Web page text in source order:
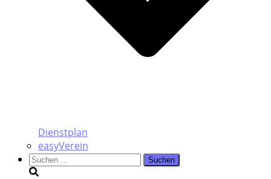
Dienstplan
easyVerein
Suchen
nach: